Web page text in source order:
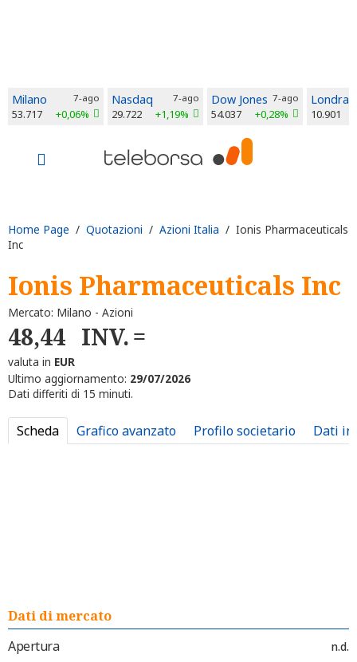
Milano 7-ago
53.717 +0,06%
Nasdaq 7-ago
29.722 +1,19%
Dow Jones 7-ago
54.037 +0,28%
Londra
10.901
Home Page / Quotazioni / Azioni Italia / Ionis Pharmaceuticals
Inc
Ionis Pharmaceuticals Inc
Mercato: Milano - Azioni
48,44 INV.
valuta in EUR
Ultimo aggiornamento: 29/07/2026
Dati differiti di 15 minuti.
Scheda Grafico avanzato Profilo societario Dati
Dati di mercato
Apertura
n.d.